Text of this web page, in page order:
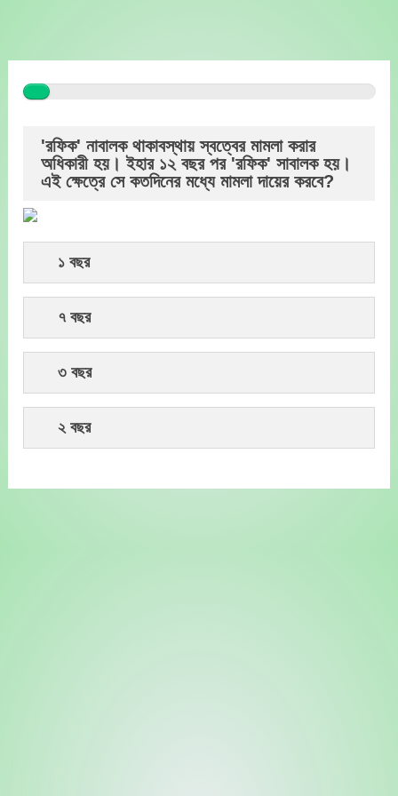
'রফিক' নাবালক থাকাবস্থায় স্বত্বের মামলা করার
অধিকারী হয়। ইহার ১২ বছর পর 'রফিক' সাবালক হয়।
এই ক্ষেত্রে সে কতদিনের মধ্যে মামলা দায়ের করবে?
১ বছর
৭ বছর
৩ বছর
২ বছর